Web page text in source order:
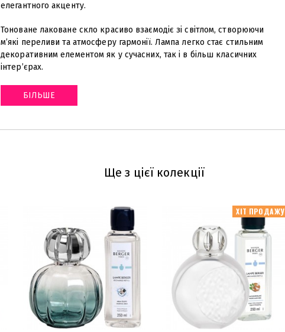
елегантного акценту.
Тоноване лаковане скло красиво взаємодіє зі світлом, створюючи
м’які переливи та атмосферу гармонії. Лампа легко стає стильним
декоративним елементом як у сучасних, так і в більш класичних
інтер’єрах.
БІЛЬШЕ
Ще з цієї колекції
ХІТ ПРОДАЖУ